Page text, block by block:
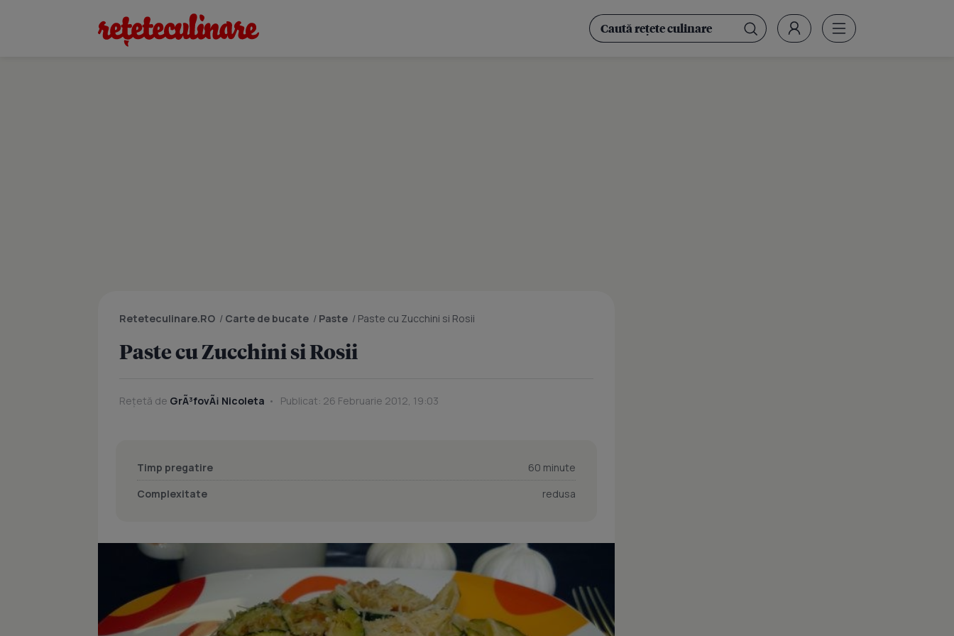
Reteteculinare.RO / Carte de bucate / Paste / Paste cu Zucchini si Rosii
Paste cu Zucchini si Rosii
Rețetă de GrÃ³fovÃ¡ Nicoleta Publicat: 26 Februarie 2012, 19:03
Timp pregatire
60 minute
Complexitate
redusa